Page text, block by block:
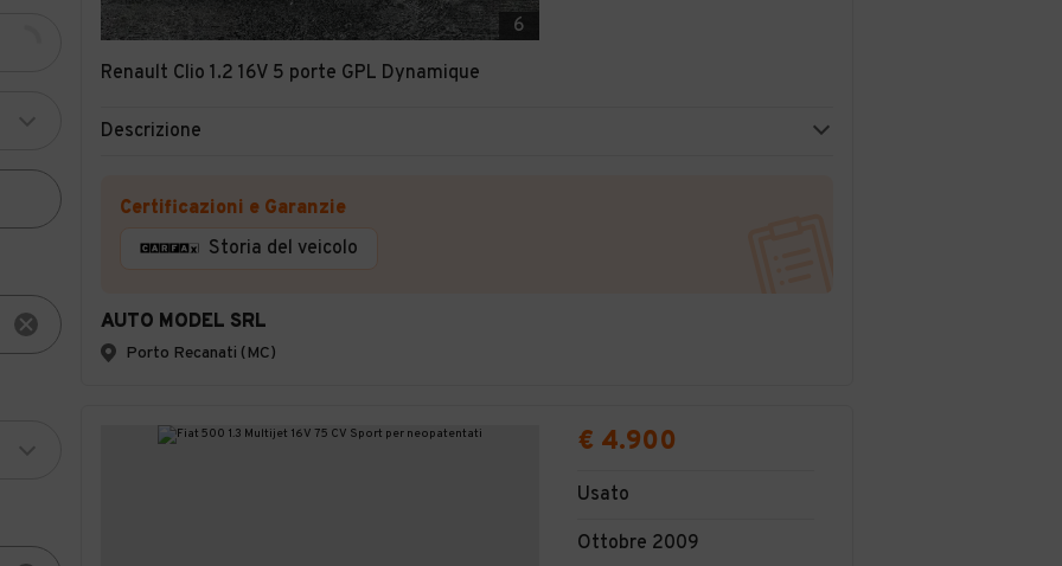
6
Renault Clio 1.2 16V 5 porte GPL Dynamique
Descrizione
Certificazioni e Garanzie
Storia del veicolo
AUTO MODEL SRL
Porto Recanati (MC)
€ 4.900
Usato
Ottobre 2009